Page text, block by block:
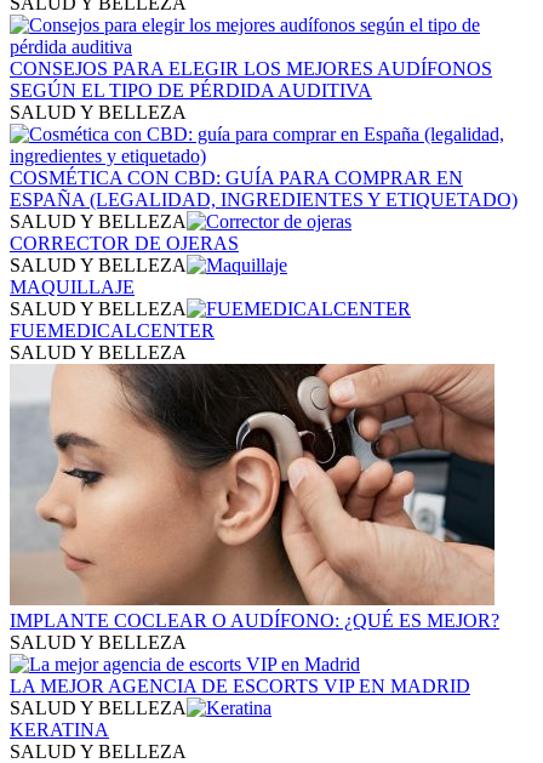
CONSEJOS PARA ELEGIR LOS MEJORES AUDÍFONOS
SEGÚN EL TIPO DE PÉRDIDA AUDITIVA
SALUD Y BELLEZA
COSMÉTICA CON CBD: GUÍA PARA COMPRAR EN
ESPAÑA (LEGALIDAD, INGREDIENTES Y ETIQUETADO)
SALUD Y BELLEZA
CORRECTOR DE OJERAS
SALUD Y BELLEZA
MAQUILLAJE
SALUD Y BELLEZA
FUEMEDICALCENTER
SALUD Y BELLEZA
IMPLANTE COCLEAR O AUDÍFONO: ¿QUÉ ES MEJOR?
SALUD Y BELLEZA
LA MEJOR AGENCIA DE ESCORTS VIP EN MADRID​
SALUD Y BELLEZA
KERATINA
SALUD Y BELLEZA